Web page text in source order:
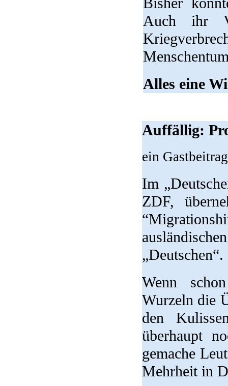
Auch ihr
Alles eine
Auffällig:
ein
Im
ZDF,
„Deutschen“.
Wenn
Wurzeln die
den
überhaupt
gemache
Mehrheit in